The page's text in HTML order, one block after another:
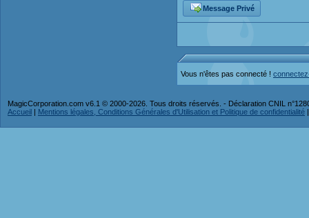
Message Privé
Vous n'êtes pas connecté !
MagicCorporation.com v6.1 © 2000-2026. Tous droits réservés. - Déclaration CNIL
Accueil | Mentions légales, Conditions Générales d'Utilisation et Politique de confidentialité